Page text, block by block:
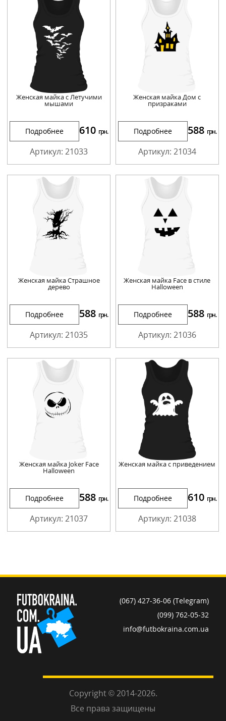
Женская майка с Летучими
мышами
Подробнее 610 грн.
Артикул: 21033
Женская майка Дом с
призраками
Подробнее 588 грн.
Артикул: 21034
Женская майка Страшное
дерево
Подробнее 588 грн.
Артикул: 21035
Женская майка Face в стиле
Halloween
Подробнее 588 грн.
Артикул: 21036
Женская майка Joker Face
Halloween
Подробнее 588 грн.
Артикул: 21037
Женская майка с приведением
Подробнее 610 грн.
Артикул: 21038
(067) 427-36-06 (Telegram)
(099) 762-05-32
info@futbokraina.com.ua
Copyright © 2014-2026.
Все права защищены